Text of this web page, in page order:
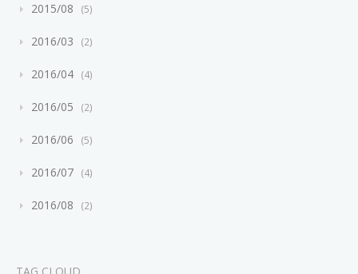
2015/08 5
2016/03 2
2016/04 4
2016/05 2
2016/06 5
2016/07 4
2016/08 2